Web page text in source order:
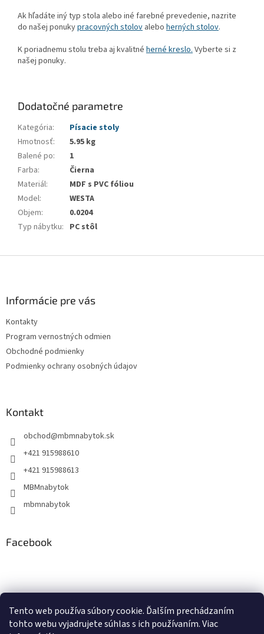
Tento web používa súbory cookie. Ďalším prechádzaním
tohto webu vyjadrujete súhlas s ich používaním. Viac
Ak hľadáte iný typ stola alebo iné farebné prevedenie, nazrite
do našej ponukypracovných stolov alebo herných stolov.
K poriadnemu stolu treba aj kvalitné herné kreslo. Vyberte si z
našej ponuky.
Dodatočné parametre
Kategória:
Písacie stoly
Hmotnosť:
5.95 kg
Balené po:
1
Farba:
Čierna
Materiál:
MDF s PVC fóliou
Model:
WESTA
Objem:
0.0204
Typ nábytku: PC stôl
Informácie pre vás
Kontakty
Program vernostných odmien
Obchodné podmienky
Podmienky ochrany osobných údajov
Kontakt
obchod@mbmnabytok.sk
+421 915988610
+421 915988613
MBMnabytok
mbmnabytok
Facebook
Nákupný košík
0KS / €0